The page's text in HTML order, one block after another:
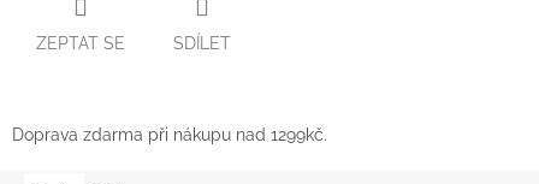
ZEPTAT SE SDÍLET
Doprava zdarma při nákupu nad 1299kč.